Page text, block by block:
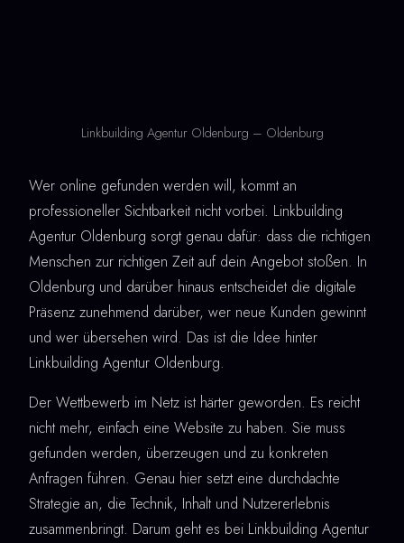
Linkbuilding Agentur Oldenburg – Oldenburg
Wer online gefunden werden will, kommt an
professioneller Sichtbarkeit nicht vorbei. Linkbuilding
Agentur Oldenburg sorgt genau dafür: dass die richtigen
Menschen zur richtigen Zeit auf dein Angebot stoßen. In
Oldenburg und darüber hinaus entscheidet die digitale
Präsenz zunehmend darüber, wer neue Kunden gewinnt
und wer übersehen wird. Das ist die Idee hinter
Linkbuilding Agentur Oldenburg.
Der Wettbewerb im Netz ist härter geworden. Es reicht
nicht mehr, einfach eine Website zu haben. Sie muss
gefunden werden, überzeugen und zu konkreten
Anfragen führen. Genau hier setzt eine durchdachte
Strategie an, die Technik, Inhalt und Nutzererlebnis
zusammenbringt. Darum geht es bei Linkbuilding Agentur